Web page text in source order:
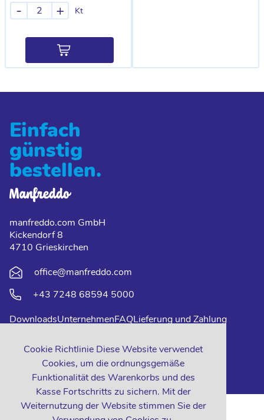
Cookie Richtlinie Diese Website verwendet
Cookies, um die ordnungsgemäße
Funktionalität des Warenkorbs und des
Kasse Fortschritts zu sichern. Mit der
Weiternutzung der Website stimmen Sie der
Kt
- +
Einfach
günstig
bestellen.
manfreddo.com GmbH
Kickendorf 8
4710 Grieskirchen
office@manfreddo.com
+43 7248 68594 5000
DownloadsUnternehmenFAQLieferung und Zahlung